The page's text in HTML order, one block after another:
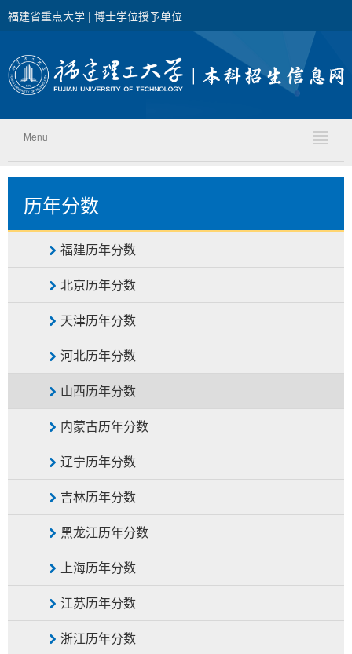
福建省重点大学 | 博士学位授予单位
Menu
历年分数
福建历年分数
北京历年分数
天津历年分数
河北历年分数
山西历年分数
内蒙古历年分数
辽宁历年分数
吉林历年分数
黑龙江历年分数
上海历年分数
江苏历年分数
浙江历年分数